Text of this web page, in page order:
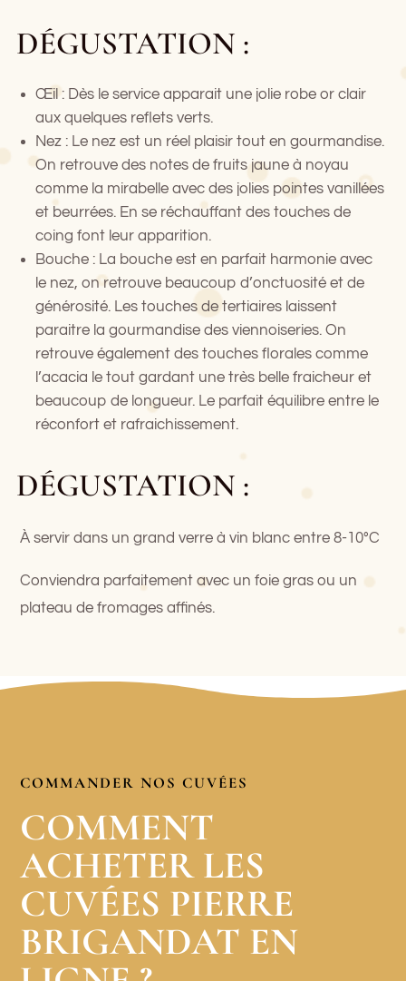
DÉGUSTATION :
Œil : Dès le service apparait une jolie robe or clair
aux quelques reflets verts.
Nez : Le nez est un réel plaisir tout en gourmandise.
On retrouve des notes de fruits jaune à noyau
comme la mirabelle avec des jolies pointes vanillées
et beurrées. En se réchauffant des touches de
coing font leur apparition.
Bouche : La bouche est en parfait harmonie avec
le nez, on retrouve beaucoup d’onctuosité et de
générosité. Les touches de tertiaires laissent
paraitre la gourmandise des viennoiseries. On
retrouve également des touches florales comme
l’acacia le tout gardant une très belle fraicheur et
beaucoup de longueur. Le parfait équilibre entre le
réconfort et rafraichissement.
DÉGUSTATION :
À servir dans un grand verre à vin blanc entre 8-10°C
Conviendra parfaitement avec un foie gras ou un
plateau de fromages affinés.
COMMANDER NOS CUVÉES
COMMENT
ACHETER LES
CUVÉES PIERRE
BRIGANDAT EN